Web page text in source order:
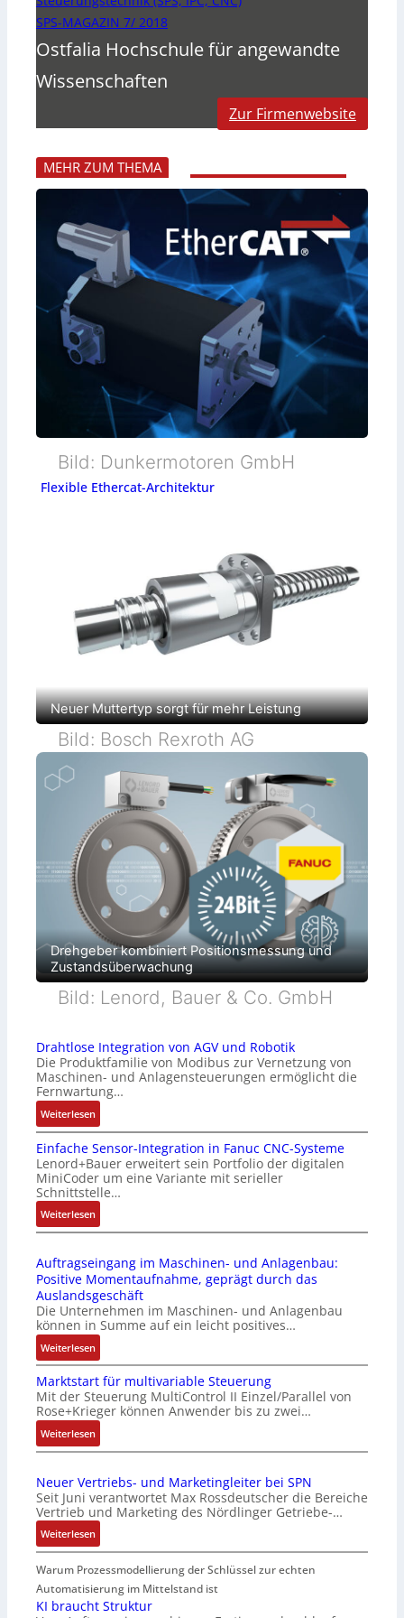
SPS-MAGAZIN 7/ 2018
Ostfalia Hochschule für angewandte
Wissenschaften
Zur Firmenwebsite
MEHR ZUM THEMA
Bild: Dunkermotoren GmbH
Flexible Ethercat-Architektur
Neuer Muttertyp sorgt für mehr Leistung
Bild: Bosch Rexroth AG
Drehgeber kombiniert Positionsmessung und
Zustandsüberwachung
Bild: Lenord, Bauer & Co. GmbH
Drahtlose Integration von AGV und Robotik
Die Produktfamilie von Modibus zur Vernetzung von
Maschinen- und Anlagensteuerungen ermöglicht die
Fernwartung…
Weiterlesen:
D
r
a
h
t
l
o
e
I
n
t
e
g
r
a
t
i
o
n
o
n
A
G
u
n
d
Einfache Sensor-Integration in Fanuc CNC-Systeme
Lenord+Bauer erweitert sein Portfolio der digitalen
MiniCoder um eine Variante mit serieller
Schnittstelle…
Weiterlesen:
E
n
f
a
c
h
e
S
e
n
s
o
r
n
t
e
g
r
a
t
Auftragseingang im Maschinen- und Anlagenbau:
Positive Momentaufnahme, geprägt durch das
Auslandsgeschäft
Die Unternehmen im Maschinen- und Anlagenbau
können in Summe auf ein leicht positives…
Weiterlesen:
A
u
f
t
r
a
s
e
i
n
g
a
n
g
Marktstart für multivariable Steuerung
Mit der Steuerung MultiControl II Einzel/Parallel von
Rose+Krieger können Anwender bis zu zwei…
Weiterlesen:
M
r
k
t
s
t
a
r
t
Neuer Vertriebs- und Marketingleiter bei SPN
Seit Juni verantwortet Max Rossdeutscher die Bereiche
Vertrieb und Marketing des Nördlinger Getriebe-…
Weiterlesen:
N
e
u
e
Warum Prozessmodellierung der Schlüssel zur echten
Automatisierung im Mittelstand ist
KI braucht Struktur